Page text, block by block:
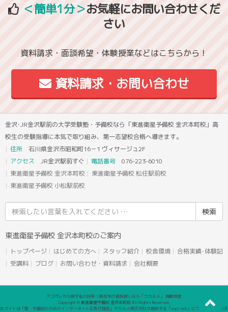
＜簡単1分＞お気軽にお問い合わせくだ
さい
資料請求・面談希望・体験授業などはこちらから！
資料請求・お問い合わせ
金沢･JR金沢駅前の大学受験塾・予備校なら「東進衛星予備校 金沢本町校」高
校生の受験指導に本気で取り組み、第一志望校合格へ導きます。
住所 石川県金沢市昭和町16－1 ヴィサージュ2F
アクセス JR金沢駅前すぐ 電話番号 076-223-6010
東進衛星予備校 金沢本町校
東進衛星予備校 松任駅前校
東進衛星予備校 小松駅前校
索
結
東進衛星予備校 金沢本町校のご案内
トップページ はじめての方へ スタッフ紹介 校舎環境
合格実績･体験記
受講料
ブログ お問い合わせ・資料請求 会社概要
アコガレから探す私の将来！高校生の進路探しなら「ウカルメ」 掲載教室
Copyright © 東進衛星予備校 金沢本町校 All Rights Reserved.
本サイトは「塾・予備校のためのインターネット広告代理店」ウカルメ株式会社が提供する「mapl web」にて運営しておりま